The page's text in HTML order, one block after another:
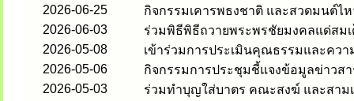
2026-06-25
กิจกรรมเคารพธงชาติ และสวดมนต์ไ
2026-06-03
ร่วมพิธีพิธีถวายพระพรชัยมงคลแด่สม
2026-05-08
เข้าร่วมการประเมินคุณธรรมและควา
2026-05-06
กิจกรรมการประชุมชี้แจงข้อมูลข่าวส
2026-05-03
ร่วมทำบุญใส่บาตร คณะสงฆ์ และสา